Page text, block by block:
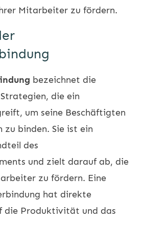
Mitarbeiter zu fördern.
bezeichnet die
die ein
um seine Beschäftigten
zu binden. Sie ist ein
des
und zielt darauf ab, die
zu fördern. Eine
hat direkte
die Produktivität und das